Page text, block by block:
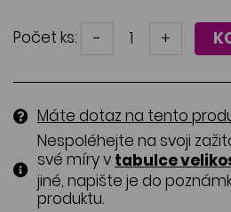
Počet ks: - +
Máte dotaz na tento
Nespoléhejte na svoji
své míry v tabulce
jiné, napište je do
produktu.